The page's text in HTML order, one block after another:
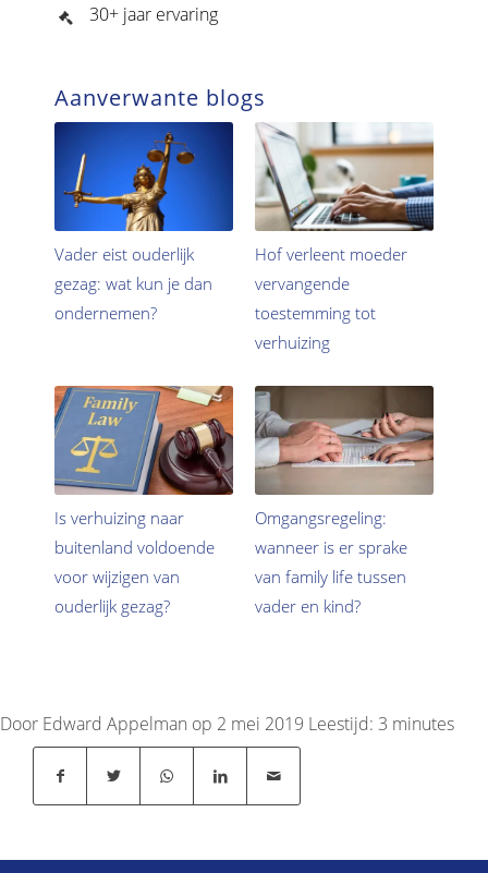
30+ jaar ervaring
Aanverwante blogs
Vader eist ouderlijk
gezag: wat kun je dan
ondernemen?
Hof verleent moeder
vervangende
toestemming tot
verhuizing
Is verhuizing naar
buitenland voldoende
voor wijzigen van
ouderlijk gezag?
Omgangsregeling:
wanneer is er sprake
van family life tussen
vader en kind?
Door Edward Appelman op 2 mei 2019 Leestijd: 3 minutes